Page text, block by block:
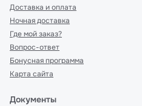
Доставка и оплата
Ночная доставка
Где мой заказ?
Вопрос-ответ
Бонусная программа
Карта сайта
Документы